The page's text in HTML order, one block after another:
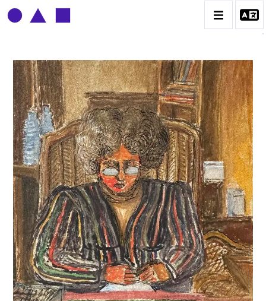
CLAUDE GROBÉTY
BIOGRAPHIE
CATALOGUE DES OEUVRES
CONTACT